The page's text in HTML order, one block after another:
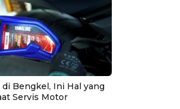
Bengkel, Ini Hal yang
Servis Motor